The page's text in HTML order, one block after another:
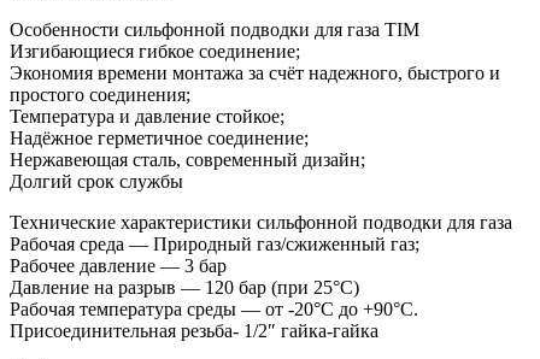
Особенности сильфонной подводки для газа TIM
Изгибающиеся гибкое соединение;
Экономия времени монтажа за счёт надежного, быстрого и
простого соединения;
Температура и давление стойкое;
Надёжное герметичное соединение;
Нержавеющая сталь, современный дизайн;
Долгий срок службы
Технические характеристики сильфонной подводки для газа
Рабочая среда — Природный газ/сжиженный газ;
Рабочее давление — 3 бар
Давление на разрыв — 120 бар (при 25°С)
Рабочая температура среды — от -20°С до +90°С.
Присоединительная резьба- 1/2″ гайка-гайка